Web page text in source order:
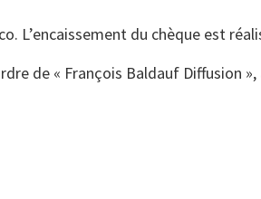
L’encaissement du chèque est
de « François Baldauf Diffusion »,